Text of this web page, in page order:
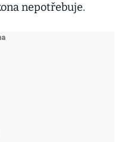
nepotřebuje.